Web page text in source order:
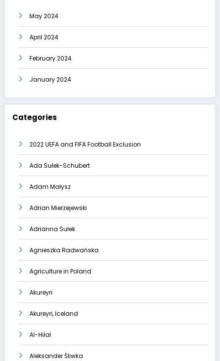
May 2024
April 2024
February 2024
January 2024
Categories
2022 UEFA and FIFA Football Exclusion
Ada Sułek-Schubert
Adam Małysz
Adrian Mierzejewski
Adrianna Sułek
Agnieszka Radwańska
Agriculture in Poland
Akureyri
Akureyri, Iceland
Al-Hilal
Aleksander Śliwka